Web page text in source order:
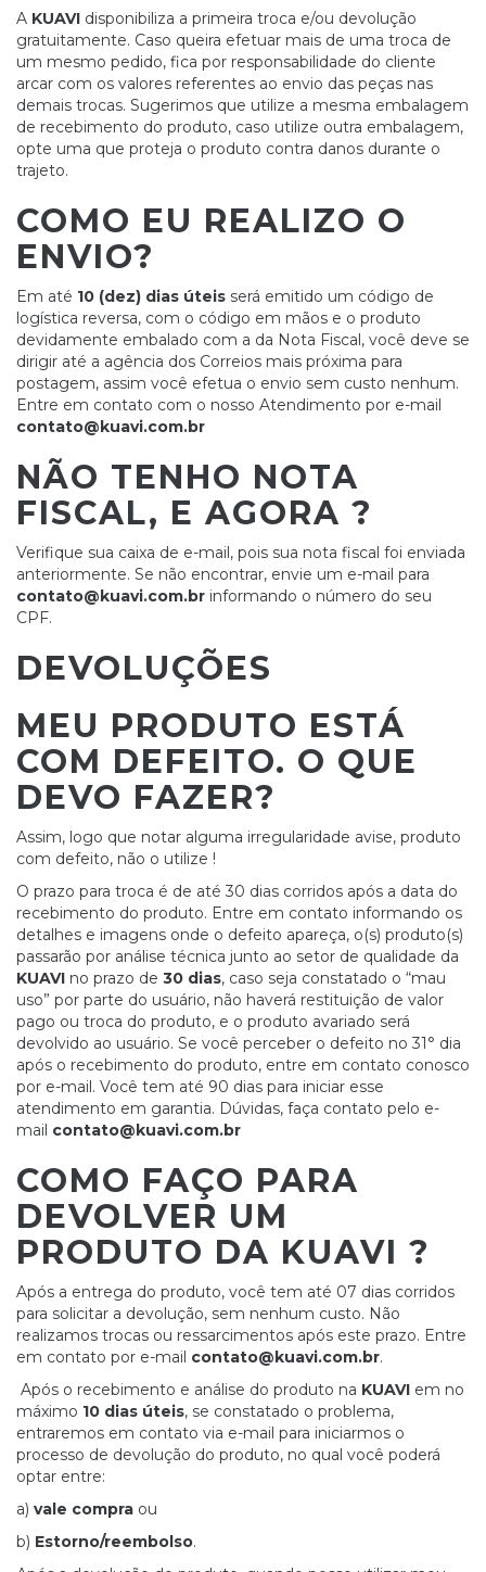
A KUAVI disponibiliza a primeira troca e/ou devolução
gratuitamente. Caso queira efetuar mais de uma troca de
um mesmo pedido, fica por responsabilidade do cliente
arcar com os valores referentes ao envio das peças nas
demais trocas. Sugerimos que utilize a mesma embalagem
de recebimento do produto, caso utilize outra embalagem,
opte uma que proteja o produto contra danos durante o
trajeto.
COMO EU REALIZO O
ENVIO?
Em até 10 (dez) dias úteis será emitido um código de
logística reversa, com o código em mãos e o produto
devidamente embalado com a da Nota Fiscal, você deve se
dirigir até a agência dos Correios mais próxima para
postagem, assim você efetua o envio sem custo nenhum.
Entre em contato com o nosso Atendimento por e-mail
contato@kuavi.com.br
NÃO TENHO NOTA
FISCAL, E AGORA ?
Verifique sua caixa de e-mail, pois sua nota fiscal foi enviada
anteriormente. Se não encontrar, envie um e-mail para
contato@kuavi.com.br informando o número do seu
CPF.
DEVOLUÇÕES
MEU PRODUTO ESTÁ
COM DEFEITO. O QUE
DEVO FAZER?
Assim, logo que notar alguma irregularidade avise, produto
com defeito, não o utilize !
O prazo para troca é de até 30 dias corridos após a data do
recebimento do produto. Entre em contato informando os
detalhes e imagens onde o defeito apareça, o(s) produto(s)
passarão por análise técnica junto ao setor de qualidade da
KUAVI no prazo de 30 dias, caso seja constatado o “mau
uso” por parte do usuário, não haverá restituição de valor
pago ou troca do produto, e o produto avariado será
devolvido ao usuário. Se você perceber o defeito no 31° dia
após o recebimento do produto, entre em contato conosco
por e-mail. Você tem até 90 dias para iniciar esse
atendimento em garantia. Dúvidas, faça contato pelo e-
mail contato@kuavi.com.br
COMO FAÇO PARA
DEVOLVER UM
PRODUTO DA KUAVI ?
Após a entrega do produto, você tem até 07 dias corridos
para solicitar a devolução, sem nenhum custo. Não
realizamos trocas ou ressarcimentos após este prazo. Entre
em contato por e-mail contato@kuavi.com.br.
Após o recebimento e análise do produto na KUAVI em no
máximo 10 dias úteis, se constatado o problema,
entraremos em contato via e-mail para iniciarmos o
processo de devolução do produto, no qual você poderá
optar entre:
a) vale compra ou
b) Estorno/reembolso.